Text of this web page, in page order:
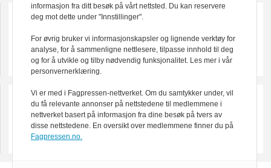
informasjon fra ditt besøk på vårt nettsted. Du kan reservere
deg mot dette under "Innstillinger".
For øvrig bruker vi informasjonskapsler og lignende verktøy for
analyse, for å sammenligne nettlesere, tilpasse innhold til deg
og for å utvikle og tilby nødvendig funksjonalitet. Les mer i vår
personvernerklæring.
Vi er med i Fagpressen-nettverket. Om du samtykker under, vil
du få relevante annonser på nettstedene til medlemmene i
nettverket basert på informasjon fra dine besøk på tvers av
disse nettstedene. En oversikt over medlemmene finner du på
Fagpressen.no.